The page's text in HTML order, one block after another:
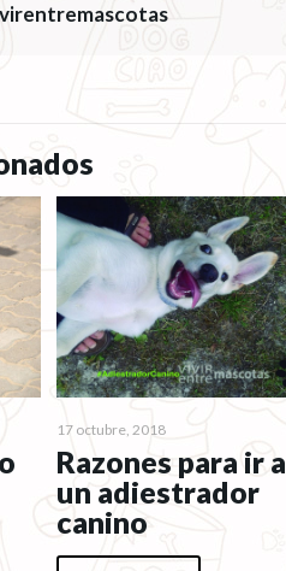
17 octubre, 2018
Razones para ir a
un adiestrador
canino